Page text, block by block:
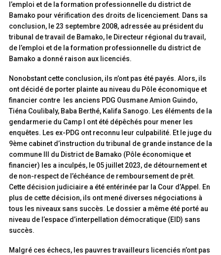
l’emploi et de la formation professionnelle du district de
Bamako pour vérification des droits de licenciement. Dans sa
conclusion, le 23 septembre 2008, adressée au président du
tribunal de travail de Bamako, le Directeur régional du travail,
de l’emploi et de la formation professionnelle du district de
Bamako a donné raison aux licenciés.
Nonobstant cette conclusion, ils n’ont pas été payés. Alors, ils
ont décidé de porter plainte au niveau du Pôle économique et
financier contre les anciens PDG Ousmane Amion Guindo,
Tiéna Coulibaly, Baba Berthé, Kalifa Sanogo. Les éléments de la
gendarmerie du Camp I ont été dépêchés pour mener les
enquêtes. Les ex-PDG ont reconnu leur culpabilité. Et le juge du
9ème cabinet d’instruction du tribunal de grande instance de la
commune III du District de Bamako (Pôle économique et
financier) les a inculpés, le 05 juillet 2023, de détournement et
de non-respect de l’échéance de remboursement de prêt.
Cette décision judiciaire a été entérinée par la Cour d’Appel. En
plus de cette décision, ils ont mené diverses négociations à
tous les niveaux sans succès. Le dossier a même été porté au
niveau de l’espace d’interpellation démocratique (EID) sans
succès.
Malgré ces échecs, les pauvres travailleurs licenciés n’ont pas